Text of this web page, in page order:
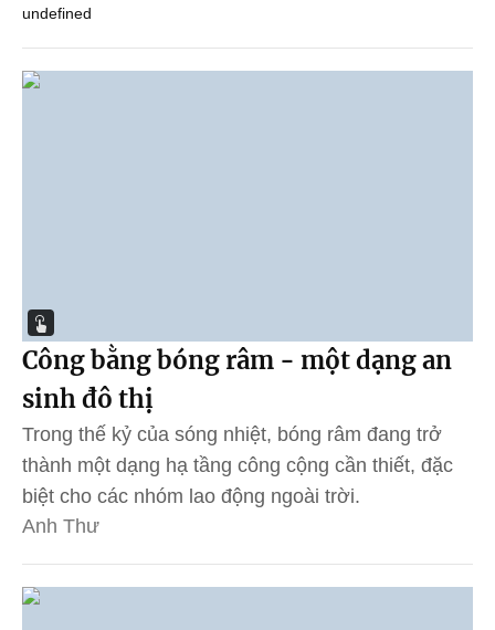
undefined
Công bằng bóng râm - một dạng an
sinh đô thị
Trong thế kỷ của sóng nhiệt, bóng râm đang trở
thành một dạng hạ tầng công cộng cần thiết, đặc
biệt cho các nhóm lao động ngoài trời.
Anh Thư